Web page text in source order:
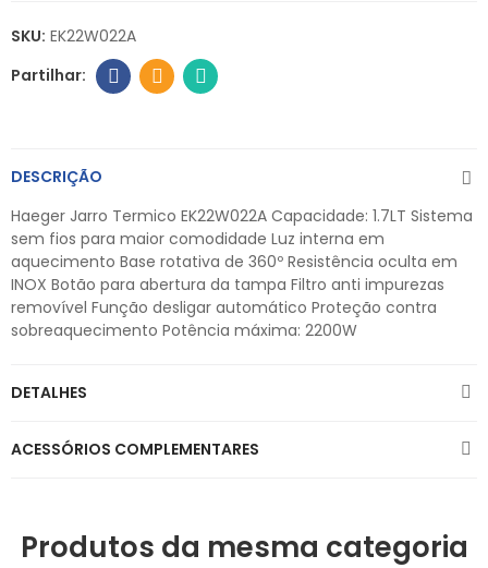
SKU: EK22W022A
DESCRIÇÃO
Haeger Jarro Termico EK22W022A Capacidade: 1.7LT Sistema
sem fios para maior comodidade Luz interna em
aquecimento Base rotativa de 360º Resistência oculta em
INOX Botão para abertura da tampa Filtro anti impurezas
removível Função desligar automático Proteção contra
sobreaquecimento Potência máxima: 2200W
DETALHES
ACESSÓRIOS COMPLEMENTARES
Produtos da mesma categoria